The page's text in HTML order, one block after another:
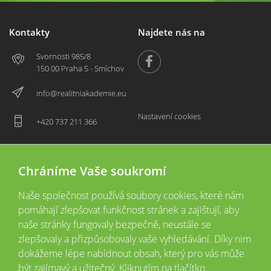
Kontakty
Svornosti 985/8
150 00 Praha 5 - Smíchov
info@realitniakademie.eu
+420 737 211 366
Najdete nás na
Nastavení cookies
2026 © CopyrightVšechna práva vyhrazena
Tyto webové stránky jsou provozovány společností Realitní akademie České
Chráníme Vaše soukromí
Naše společnost používá soubory cookies, které nám
pomáhají zlepšovat funkčnost stránek a zajištují, aby
naše stránky fungovaly bezpečně, neustále se
zlepšovaly a přizpůsobovaly vaše vyhledávání. Díky nim
dokážeme lépe nabídnout obsah, který pro vás může
být zajímavý a užitečný. Kliknutím na tlačítko